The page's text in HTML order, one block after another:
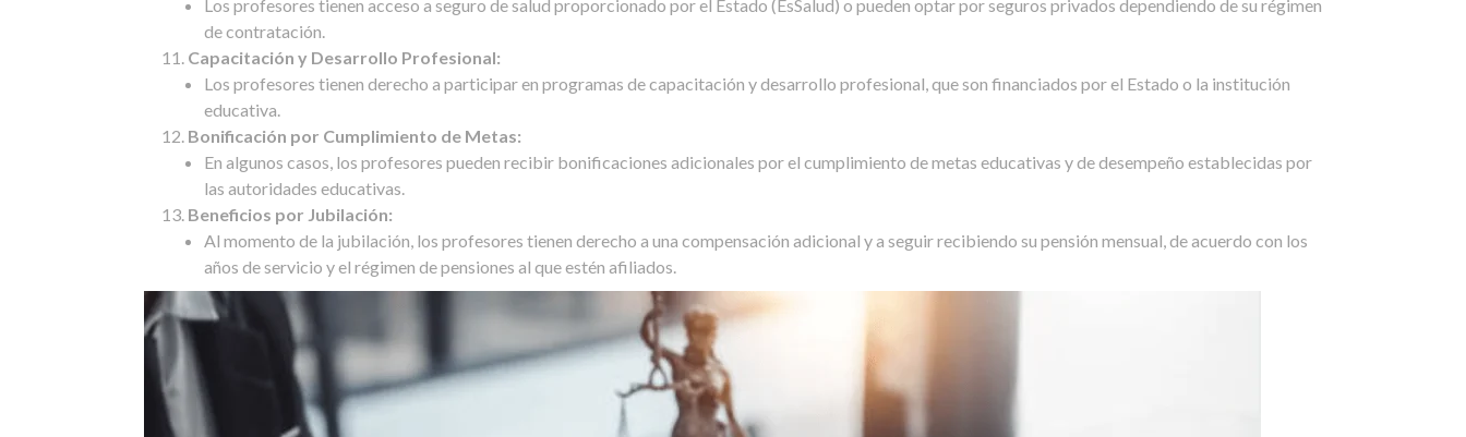
Los profesores tienen acceso a seguro de salud proporcionado por el Estado (EsSalud) o pueden optar por seguros privados dependiendo de su régimen
de contratación.
Capacitación y Desarrollo Profesional:
Los profesores tienen derecho a participar en programas de capacitación y desarrollo profesional, que son financiados por el Estado o la institución
educativa.
Bonificación por Cumplimiento de Metas:
En algunos casos, los profesores pueden recibir bonificaciones adicionales por el cumplimiento de metas educativas y de desempeño establecidas por
las autoridades educativas.
Beneficios por Jubilación:
Al momento de la jubilación, los profesores tienen derecho a una compensación adicional y a seguir recibiendo su pensión mensual, de acuerdo con los
años de servicio y el régimen de pensiones al que estén afiliados.